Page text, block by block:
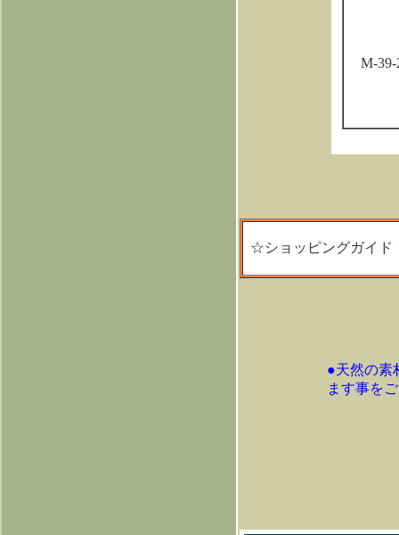
M-39-
☆ショッピングガイド
●天然の素
ます事を